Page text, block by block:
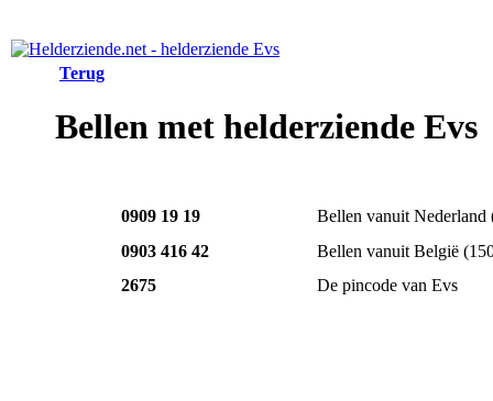
Terug
Bellen met helderziende Evs
0909 19 19 Bellen vanuit Nederland
0903 416 42
Bellen vanuit België
2675
De pincode van Evs